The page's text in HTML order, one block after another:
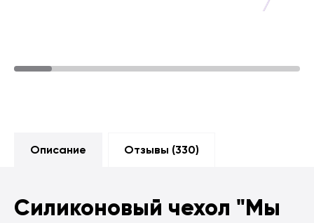
Описание Отзывы (330)
Силиконовый чехол "Мы